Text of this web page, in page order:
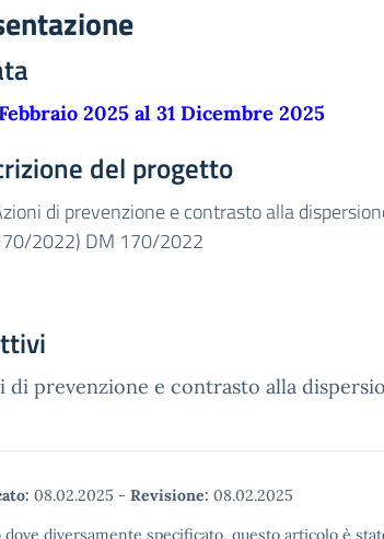
2025 al 31 Dicembre 2025
del progetto
di prevenzione e contrasto alla
2022) DM 170/2022
di prevenzione e contrasto alla
08.02.2025 - Revisione: 08.02.2025
dove diversamente specificato, questo articolo è